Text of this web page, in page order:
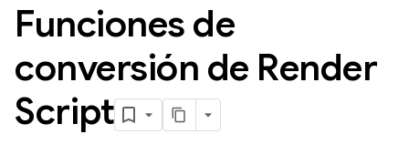
Funciones de
conversión de Render
Script